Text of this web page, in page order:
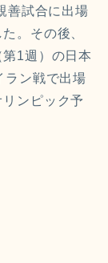
善試合に出場
。その後、
1週）の日本
ラン戦で出場
ンピック予